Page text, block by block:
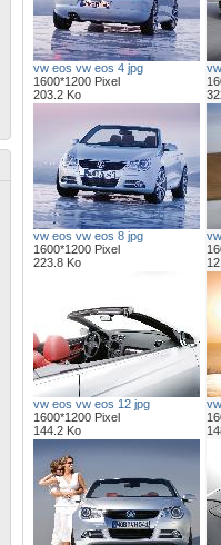
vw eos vw eos 4 jpg
1600*1200 Pixel
203.2 Ko
vw eos vw eos 8 jpg
1600*1200 Pixel
223.8 Ko
vw eos vw eos 12 jpg
1600*1200 Pixel
144.2 Ko